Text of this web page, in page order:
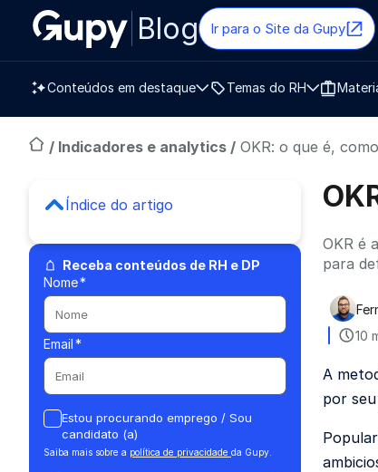
Blog Ir para o Site da Gupy
Conteúdos em destaque Temas do RH
/ Indicadores e analytics / OKR: o que é,
Índice do artigo
Receba conteúdos de RH e DP
Nome*
Email*
Estou procurando emprego / Sou
candidato (a)
Saiba mais sobre a política de privacidade da Gupy.
OKR é
para
10
A
por